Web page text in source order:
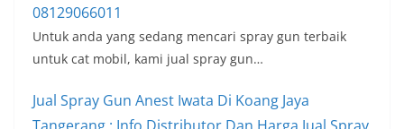
08129066011
Untuk anda yang sedang mencari spray gun terbaik
untuk cat mobil, kami jual spray gun…
Jual Spray Gun Anest Iwata Di Koang Jaya